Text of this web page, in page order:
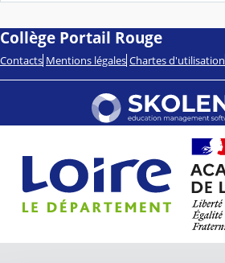
Collège Portail Rouge
Contacts Mentions légales Chartes d'utilisation